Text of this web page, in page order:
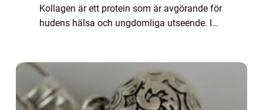
Kollagen är ett protein som är avgörande för
hudens hälsa och ungdomliga utseende. I